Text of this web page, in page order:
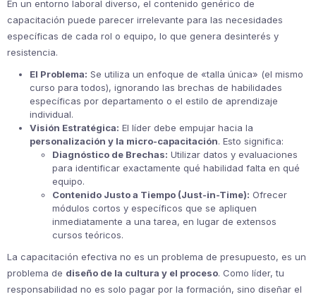
En un entorno laboral diverso, el contenido genérico de
capacitación puede parecer irrelevante para las necesidades
específicas de cada rol o equipo, lo que genera desinterés y
resistencia.
El Problema: Se utiliza un enfoque de «talla única» (el mismo
curso para todos), ignorando las brechas de habilidades
específicas por departamento o el estilo de aprendizaje
individual.
Visión Estratégica: El líder debe empujar hacia la
personalización y la micro-capacitación. Esto significa:
Diagnóstico de Brechas: Utilizar datos y evaluaciones
para identificar exactamente qué habilidad falta en qué
equipo.
Contenido Justo a Tiempo (Just-in-Time): Ofrecer
módulos cortos y específicos que se apliquen
inmediatamente a una tarea, en lugar de extensos
cursos teóricos.
La capacitación efectiva no es un problema de presupuesto, es un
problema de diseño de la cultura y el proceso. Como líder, tu
responsabilidad no es solo pagar por la formación, sino diseñar el